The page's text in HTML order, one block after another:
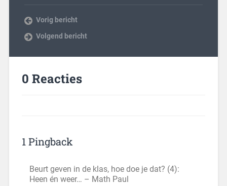
Vorig bericht
Volgend bericht
0 Reacties
1 Pingback
Beurt geven in de klas, hoe doe je dat? (4):
Heen én weer… – Math Paul